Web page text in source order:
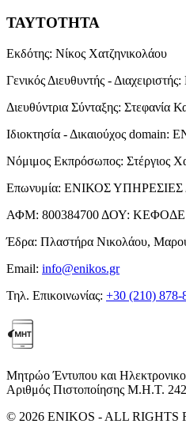
ΤΑΥΤΟΤΗΤΑ
Εκδότης: Νίκος Χατζηνικολάου
Γενικός Διευθυντής - Διαχειριστής:
Διευθύντρια Σύνταξης: Στεφανία
Ιδιοκτησία - Δικαιούχος domain:
Νόμιμος Εκπρόσωπος: Στέργιος
Επωνυμία: ΕΝΙΚΟΣ ΥΠΗΡΕΣΙΕΣ
ΑΦΜ: 800384700 ΔΟΥ: ΚΕΦΟΔΕ
Έδρα: Πλαστήρα Νικολάου,
Email: info@enikos.gr
Τηλ. Επικοινωνίας: +30 (210) 878-
Μητρώο Έντυπου και
Αριθμός Πιστοποίησης Μ.Η.Τ.
© 2026 ENIKOS - ALL RIGHTS